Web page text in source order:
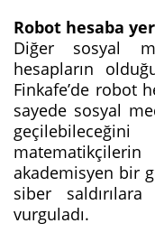
Robot hesaba
Diğer sosyal
hesapların
Finkafe’de robot
sayede sosyal
akademisyen bir
siber
vurguladı.